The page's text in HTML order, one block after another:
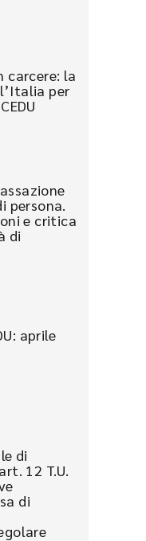
carcere: la
per
persona.
e critica
di
aprile
di
12 T.U.
di